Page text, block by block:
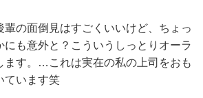
輩の面倒見はすごくいいけど、ちょっ
にも意外と？こういうしっとりオーラ
ます。…これは実在の私の上司をおも
ています笑